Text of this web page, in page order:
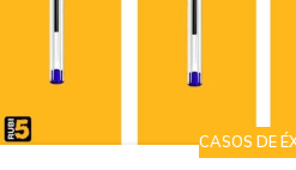
CASOS DE